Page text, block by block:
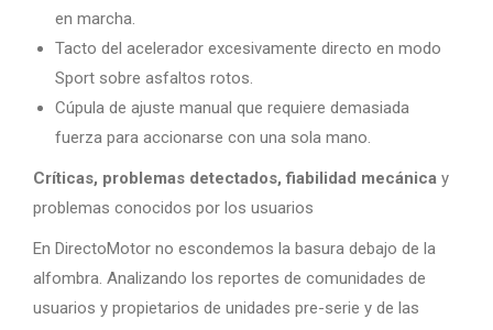
en marcha.
Tacto del acelerador excesivamente directo en modo
Sport sobre asfaltos rotos.
Cúpula de ajuste manual que requiere demasiada
fuerza para accionarse con una sola mano.
Críticas, problemas detectados, fiabilidad mecánica y
problemas conocidos por los usuarios
En DirectoMotor no escondemos la basura debajo de la
alfombra. Analizando los reportes de comunidades de
usuarios y propietarios de unidades pre-serie y de las